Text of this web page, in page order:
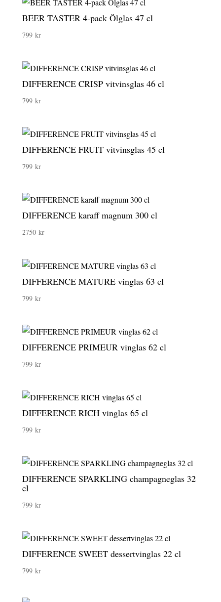
BEER TASTER 4-pack Ölglas 47 cl
799 kr
DIFFERENCE CRISP vitvinsglas 46 cl
799 kr
DIFFERENCE FRUIT vitvinsglas 45 cl
799 kr
DIFFERENCE karaff magnum 300 cl
2750 kr
DIFFERENCE MATURE vinglas 63 cl
799 kr
DIFFERENCE PRIMEUR vinglas 62 cl
799 kr
DIFFERENCE RICH vinglas 65 cl
799 kr
DIFFERENCE SPARKLING champagneglas 32
cl
799 kr
DIFFERENCE SWEET dessertvinglas 22 cl
799 kr